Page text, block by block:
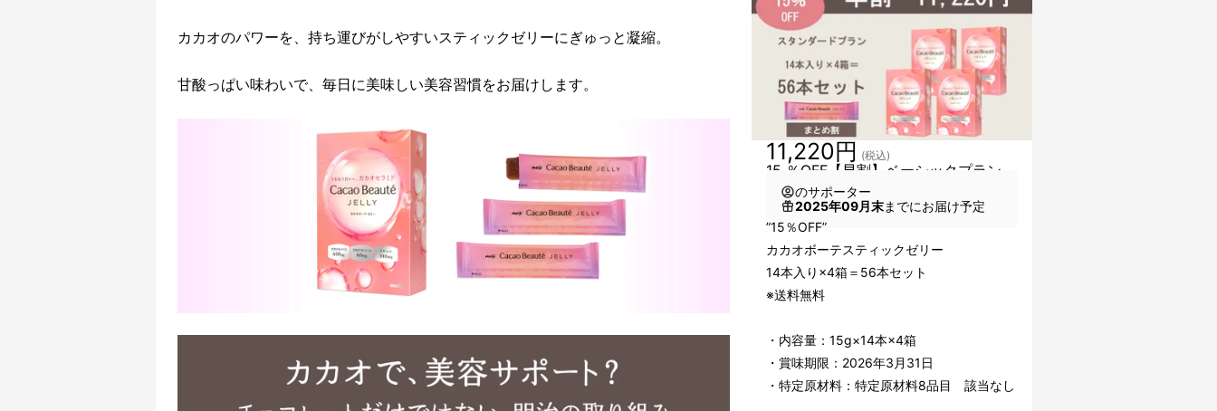
カカオのパワーを、持ち運びがしやすいスティックゼリーにぎゅっと凝縮。
甘酸っぱい味わいで、毎日に美味しい美容習慣をお届けします。
15 ％OFF【早割】ベーシックプラン
11,220円 (税込)
のサポーター
2025年09月末までにお届け予定
”15％OFF”
カカオボーテスティックゼリー
14本入り×4箱＝56本セット
※送料無料
・内容量：15g×14本×4箱
・賞味期限：2026年3月31日
・特定原材料：特定原材料8品目 該当なし